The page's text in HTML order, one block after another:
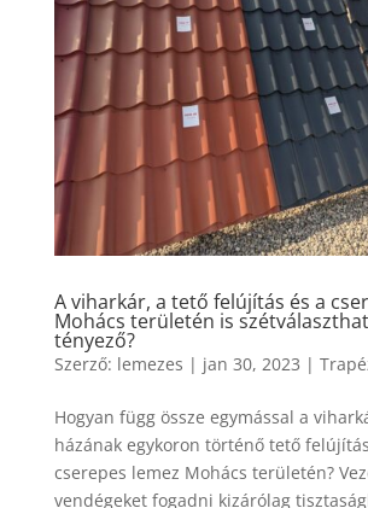
A viharkár, a tető felújítás és a
Mohács területén is
tényező?
Szerző: lemezes | jan 30, 2023 |
Hogyan függ össze egymással a
házának egykoron történő tető
cserepes lemez Mohács területén?
vendégeket fogadni kizárólag